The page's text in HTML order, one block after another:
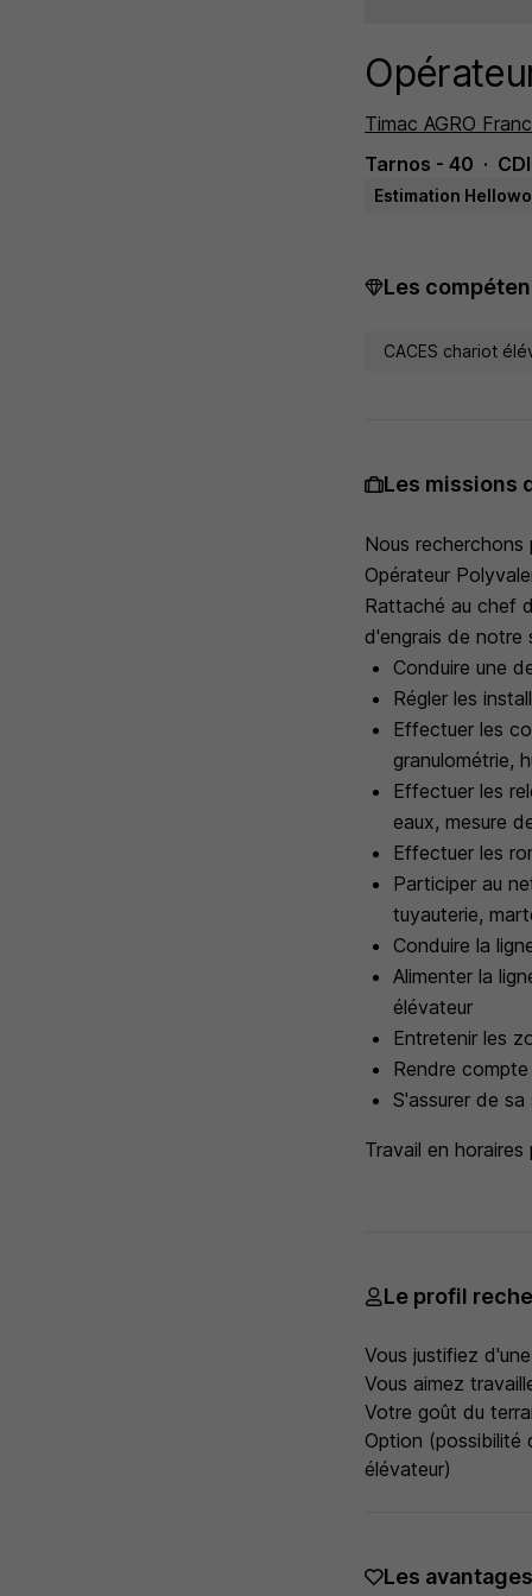
Timac AGRO
Tarnos - 40
CDI
Estimation
Les
CACES chariot
Les missions
Nous recherchons
Opérateur
Rattaché au chef
d'engrais de notre
Conduire une
Régler les
Effectuer les
granulométrie,
Effectuer les
eaux, mesure
Effectuer les
Participer au
tuyauterie,
Conduire la
Alimenter la
élévateur
Entretenir les
Rendre
S'assurer de
Travail en horaires
Le profil
Vous justifiez
Vous aimez
Votre goût du
Option (possibilité
élévateur)
Les avantages